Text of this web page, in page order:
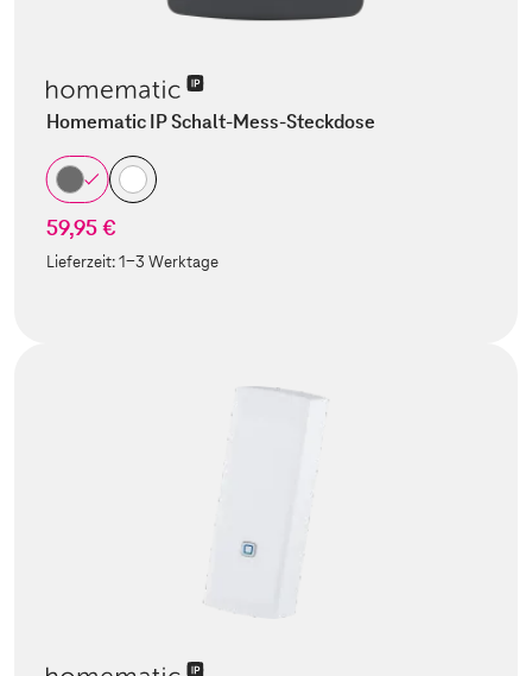
Homematic IP Schalt-Mess-Steckdose
59,95 €
Lieferzeit:1-3 Werktage